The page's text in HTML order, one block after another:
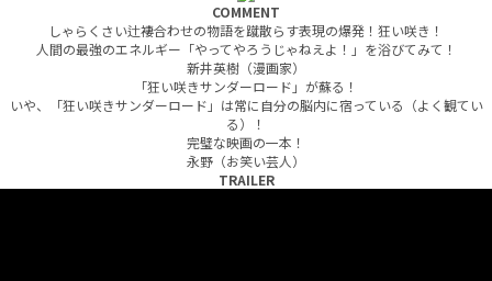
COMMENT
しゃらくさい辻褄合わせの物語を蹴散らす表現の爆発！狂い咲き！
人間の最強のエネルギー「やってやろうじゃねえよ！」を浴びてみて！
新井英樹（漫画家）
「狂い咲きサンダーロード」が蘇る！
いや、「狂い咲きサンダーロード」は常に自分の脳内に宿っている（よく観てい
る）！
完璧な映画の一本！
永野（お笑い芸人）
TRAILER